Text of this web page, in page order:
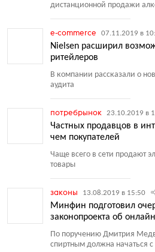
дистанционной продажи
e-commerce 07.11.2019 в
Nielsen расширил
ритейлеров
В компании рассказали о
аудита
потребрынок 23.10.2019 в
Частных продавцов в
чем покупателей
Чаще всего в сети продают
товары
законы 13.08.2019 в 15:50
Минфин подготовил
законопроекта об
По поручению Дмитрия
спиртным должна начаться с